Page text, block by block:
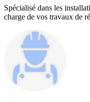
Spécialisé dans les
charge de vos travaux de